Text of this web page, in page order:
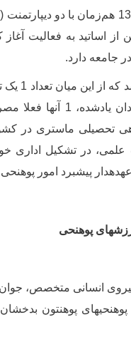
زمان با دو
تأسیس و با جذب 100 محصل و با همکاری 5 تن
جامعه دارد.
تن آنها دارای سویه تحصیلی ماستر
ماستری در کشور
در تشکیل اداری
پیش­برد امور پوهنحی
پوهنحی
انسانی متخصص،
پوهنتون